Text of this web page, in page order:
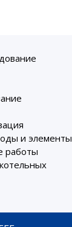
и элементы
работы